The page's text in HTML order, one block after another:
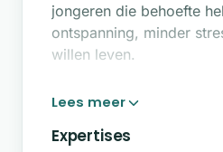
jongeren die behoefte
ontspanning, minder
willen leven.
voor jou kan betekenen?
op via het formulier op
Expertises